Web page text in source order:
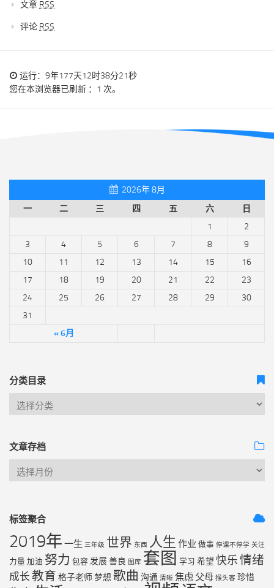
文章 RSS
评论 RSS
运行：9年177天12时38分21秒
您在本浏览器已刷新 ：1 次。
2026年 8月
一
二 三 四 五 六 日
« 6月
1
2
3
4 5 6 7 8
9
10
11 12 13 14 15
16
17
18 19 20 21 22
23
24
25 26 27 28 29
30
31
分类目录
文章存档
标签聚合
2019年 一生 三年级 世界 东西 人生 作业 做事 停课不停学 关注
力量 加油 努力 包容 发展善良 图库 套图 学习 希望 快乐情绪
成长 教育 格子老师梦想 歌曲 沟通 清晰 焦虑 父母 猴头客 珍惜